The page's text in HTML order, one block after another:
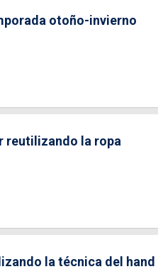
otoño-invierno
reutilizando la ropa
la técnica del hand